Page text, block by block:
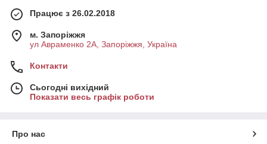
Працює з 26.02.2018
м. Запоріжжя
ул Авраменко 2А, Запоріжжя, Україна
Контакти
Сьогодні вихідний
Показати весь графік роботи
Про нас